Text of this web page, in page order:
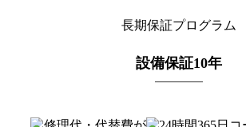
長期保証プログラム
設備保証10年